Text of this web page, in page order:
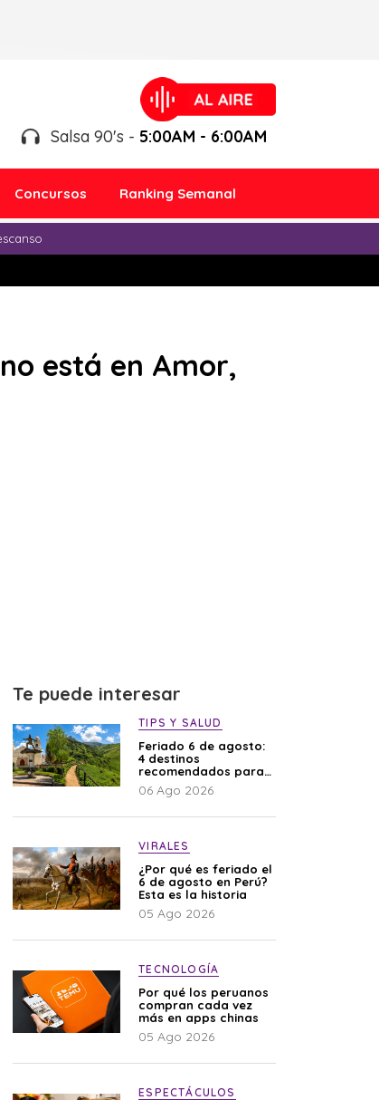
Salsa 90's - 5:00AM - 6:00AM
Concursos Ranking Semanal
está en Amor,
Te puede interesar
TIPS Y SALUD
Feriado 6 de agosto:
4 destinos
recomendados para
disfrutar el descanso
06 Ago 2026
VIRALES
¿Por qué es feriado el
6 de agosto en Perú?
Esta es la historia
05 Ago 2026
TECNOLOGÍA
Por qué los peruanos
compran cada vez
más en apps chinas
05 Ago 2026
ESPECTÁCULOS